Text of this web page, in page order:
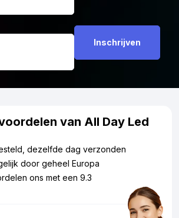
van All Day Led
dezelfde dag verzonden
door geheel Europa
ons met een 9.3